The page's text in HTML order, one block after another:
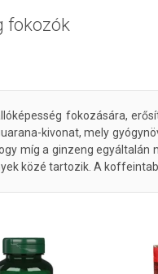
fokozók
fokozására,
kivonat, mely
míg a ginzeng
közé tartozik. A